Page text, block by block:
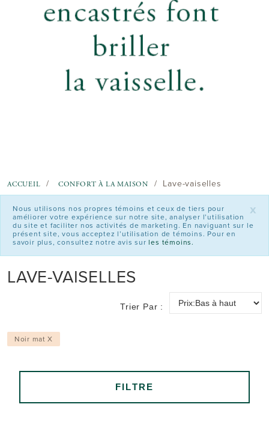
ACCUEIL CONFORT À LA MAISON Lave-vaiselles
x
Nous utilisons nos propres témoins et ceux de tiers pour
améliorer votre expérience sur notre site, analyser l’utilisation
du site et faciliter nos activités de marketing. En naviguant sur le
présent site, vous acceptez l’utilisation de témoins. Pour en
savoir plus, consultez notre avis sur les témoins.
LAVE-VAISELLES
Trier Par :
Noir mat X
FILTRE